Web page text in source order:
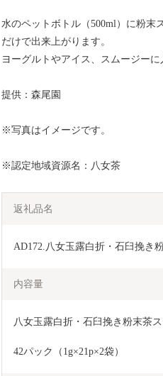
水のペットボトル（500ml）に粉末
だけで出来上がります。
ヨーグルトやアイス、スムージー
提供：森尾園
※写真はイメージです。
※認定地域資源名：八女茶
返礼品名
AD172.八女玉露白折・石臼挽き
内容量
八女玉露白折・石臼挽き粉末茶
42パック（1g×21p×2袋）